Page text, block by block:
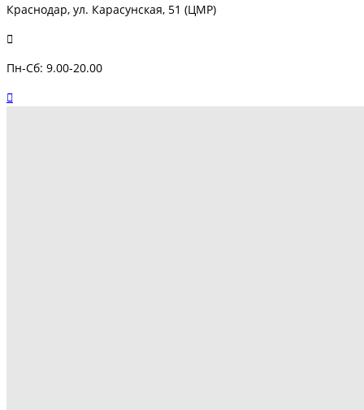
Краснодар, ул. Карасунская, 51 (ЦМР)
Пн-Сб: 9.00-20.00